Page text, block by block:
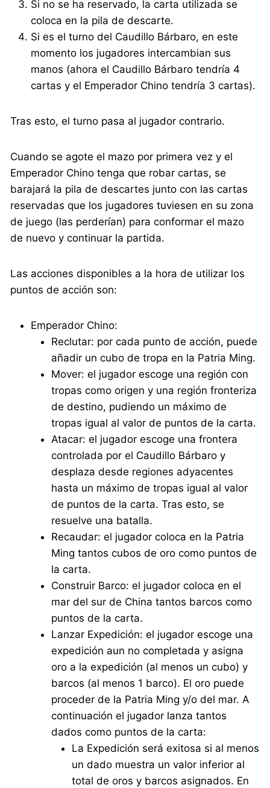
Si no se ha reservado, la carta utilizada se
coloca en la pila de descarte.
Si es el turno del Caudillo Bárbaro, en este
momento los jugadores intercambian sus
manos (ahora el Caudillo Bárbaro tendría 4
cartas y el Emperador Chino tendría 3 cartas).
Tras esto, el turno pasa al jugador contrario.
Cuando se agote el mazo por primera vez y el
Emperador Chino tenga que robar cartas, se
barajará la pila de descartes junto con las cartas
reservadas que los jugadores tuviesen en su zona
de juego (las perderían) para conformar el mazo
de nuevo y continuar la partida.
Las acciones disponibles a la hora de utilizar los
puntos de acción son:
Emperador Chino:
Reclutar: por cada punto de acción, puede
añadir un cubo de tropa en la Patria Ming.
Mover: el jugador escoge una región con
tropas como origen y una región fronteriza
de destino, pudiendo un máximo de
tropas igual al valor de puntos de la carta.
Atacar: el jugador escoge una frontera
controlada por el Caudillo Bárbaro y
desplaza desde regiones adyacentes
hasta un máximo de tropas igual al valor
de puntos de la carta. Tras esto, se
resuelve una batalla.
Recaudar: el jugador coloca en la Patria
Ming tantos cubos de oro como puntos de
la carta.
Construir Barco: el jugador coloca en el
mar del sur de China tantos barcos como
puntos de la carta.
Lanzar Expedición: el jugador escoge una
expedición aun no completada y asigna
oro a la expedición (al menos un cubo) y
barcos (al menos 1 barco). El oro puede
proceder de la Patria Ming y/o del mar. A
continuación el jugador lanza tantos
dados como puntos de la carta:
La Expedición será exitosa si al menos
un dado muestra un valor inferior al
total de oros y barcos asignados. En